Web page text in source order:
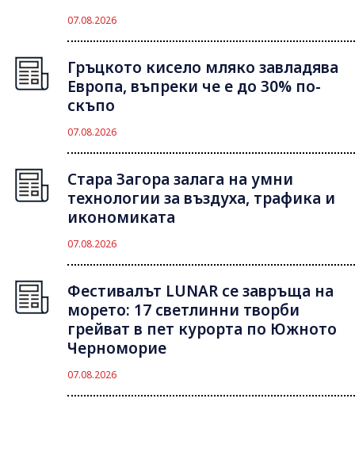
07.08.2026
Гръцкото кисело мляко завладява
Европа, въпреки че е до 30% по-
скъпо
07.08.2026
Стара Загора залага на умни
технологии за въздуха, трафика и
икономиката
07.08.2026
Фестивалът LUNAR се завръща на
морето: 17 светлинни творби
грейват в пет курорта по Южното
Черноморие
07.08.2026